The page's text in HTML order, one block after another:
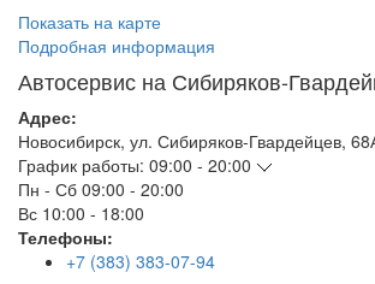
Показать на карте
Подробная информация
Автосервис на Сибиряков-
Адрес:
Новосибирск, ул. Сибиряков-Гвардейцев,
График работы: 09:00 - 20:00
Пн - Сб 09:00 - 20:00
Вс 10:00 - 18:00
Телефоны:
+7 (383) 383-07-94